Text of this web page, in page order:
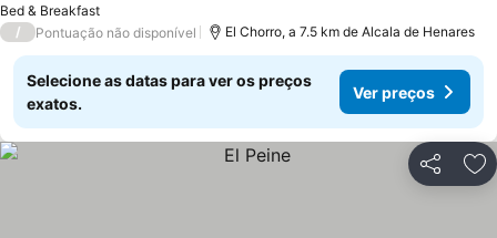
Bed & Breakfast
/ Pontuação não disponível El Chorro, a 7.5 km de Alcala de Henares
Selecione as datas para ver os preços
exatos.
Ver preços
Partilhar